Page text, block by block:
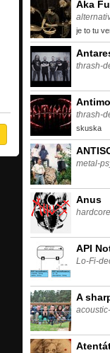
Aka
je to tu
thrash-
thrash-
skuska
metal-
Anus
API
Lo-Fi-
A